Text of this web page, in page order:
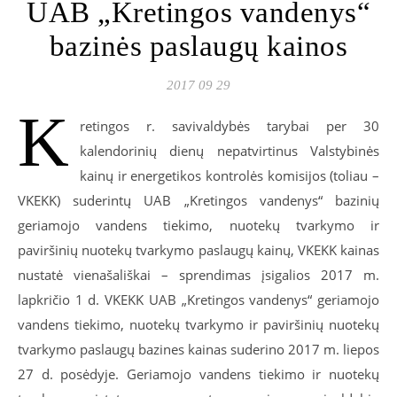
UAB „Kretingos vandenys“
bazinės paslaugų kainos
2017 09 29
K
retingos r. savivaldybės tarybai per 30
kalendorinių dienų nepatvirtinus Valstybinės
kainų ir energetikos kontrolės komisijos (toliau –
VKEKK) suderintų UAB „Kretingos vandenys“ bazinių
geriamojo vandens tiekimo, nuotekų tvarkymo ir
paviršinių nuotekų tvarkymo paslaugų kainų, VKEKK kainas
nustatė vienašališkai – sprendimas įsigalios 2017 m.
lapkričio 1 d. VKEKK UAB „Kretingos vandenys“ geriamojo
vandens tiekimo, nuotekų tvarkymo ir paviršinių nuotekų
tvarkymo paslaugų bazines kainas suderino 2017 m. liepos
27 d. posėdyje. Geriamojo vandens tiekimo ir nuotekų